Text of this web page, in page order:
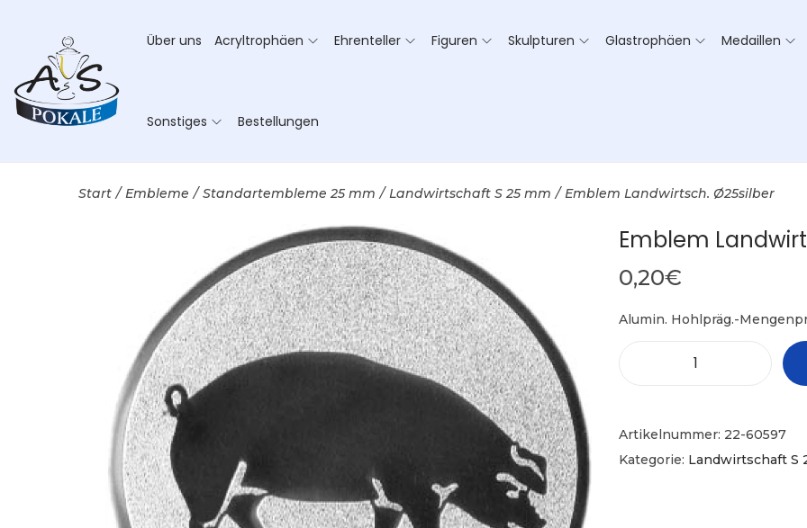
Über uns Acryltrophäen Ehrenteller Figuren Skulpturen Glastrophäen Medaillen
Sonstiges Bestellungen
Start / Embleme / Standartembleme 25 mm / Landwirtschaft S 25 mm / Emblem Landwirtsch. Ø25silber
Emblem
0,20€
Alumin. Hohlpräg.-
Artikelnummer: 22-60597
Kategorie: Landwirtschaft S